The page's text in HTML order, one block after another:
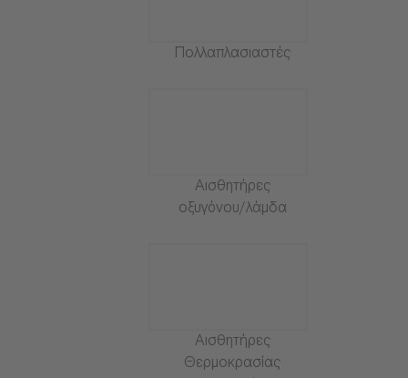
Πολλαπλασιαστές
Αισθητήρες
οξυγόνου/λάμδα
Αισθητήρες
Θερμοκρασίας